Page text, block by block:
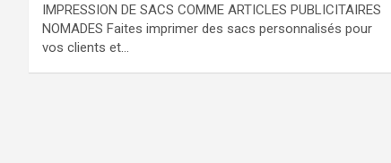
IMPRESSION DE SACS COMME ARTICLES PUBLICITAIRES
NOMADES Faites imprimer des sacs personnalisés pour
vos clients et…